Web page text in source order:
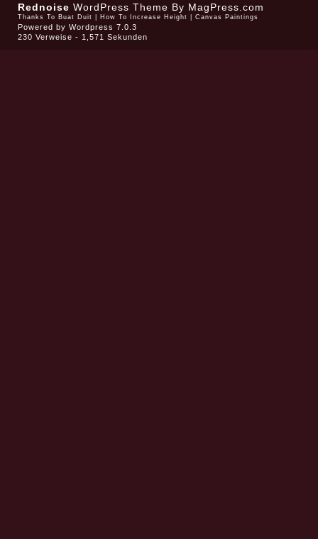
Rednoise WordPress Theme By MagPress.com
Thanks To Buat Duit How To Increase Height Canvas Paintings
Powered by Wordpress 7.0.3
230 Verweise - 1,571 Sekunden